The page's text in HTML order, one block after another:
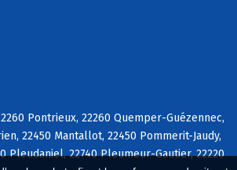
Pontrieux, 22260 Quemper-Guézennec,
22450 Mantallot, 22450 Pommerit-Jaudy,
Pleudaniel, 22740 Pleumeur-Gautier, 22220